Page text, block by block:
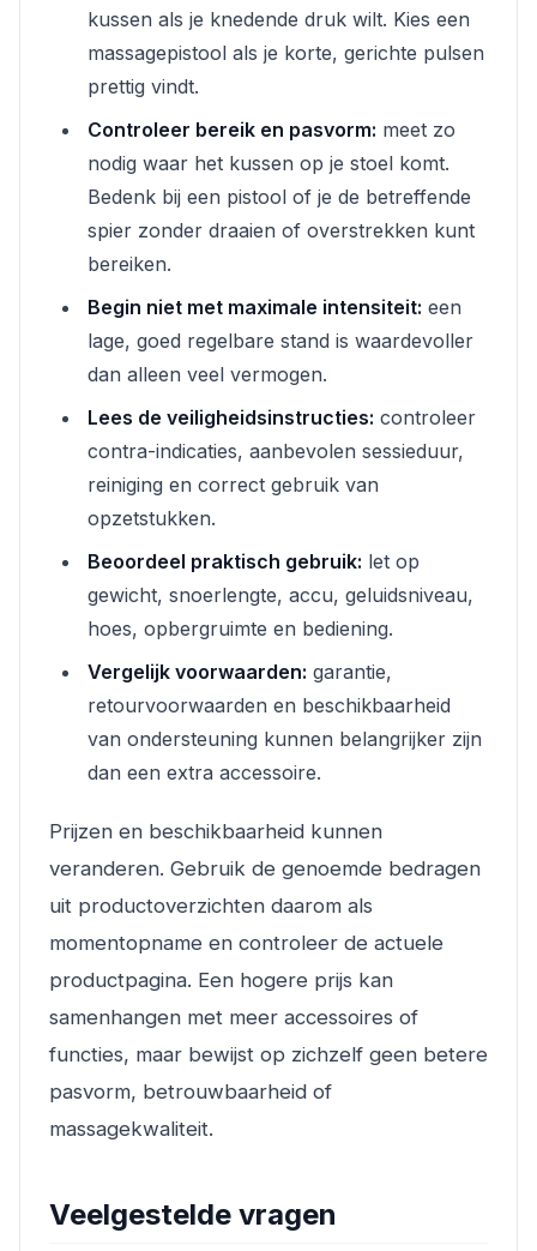
kussen als je knedende druk wilt. Kies een
massagepistool als je korte, gerichte pulsen
prettig vindt.
Controleer bereik en pasvorm: meet zo
nodig waar het kussen op je stoel komt.
Bedenk bij een pistool of je de betreffende
spier zonder draaien of overstrekken kunt
bereiken.
Begin niet met maximale intensiteit: een
lage, goed regelbare stand is waardevoller
dan alleen veel vermogen.
Lees de veiligheidsinstructies: controleer
contra-indicaties, aanbevolen sessieduur,
reiniging en correct gebruik van
opzetstukken.
Beoordeel praktisch gebruik: let op
gewicht, snoerlengte, accu, geluidsniveau,
hoes, opbergruimte en bediening.
Vergelijk voorwaarden: garantie,
retourvoorwaarden en beschikbaarheid
van ondersteuning kunnen belangrijker zijn
dan een extra accessoire.
Prijzen en beschikbaarheid kunnen
veranderen. Gebruik de genoemde bedragen
uit productoverzichten daarom als
momentopname en controleer de actuele
productpagina. Een hogere prijs kan
samenhangen met meer accessoires of
functies, maar bewijst op zichzelf geen betere
pasvorm, betrouwbaarheid of
massagekwaliteit.
Veelgestelde vragen